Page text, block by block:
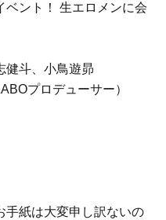
ベント！ 生エロメンに会
健斗、小鳥遊昴
プロデューサー）
手紙は大変申し訳ないの